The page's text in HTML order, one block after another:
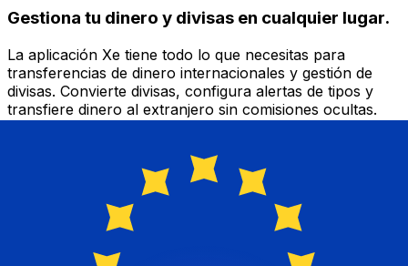
Gestiona tu dinero y divisas en cualquier lugar.
La aplicación Xe tiene todo lo que necesitas para
transferencias de dinero internacionales y gestión de
divisas. Convierte divisas, configura alertas de tipos y
transfiere dinero al extranjero sin comisiones ocultas.